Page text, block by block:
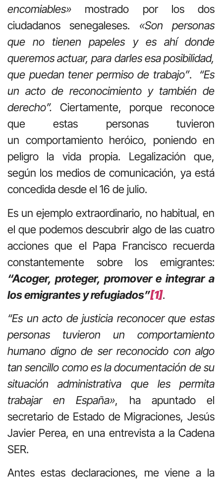
encomiables» mostrado por los dos
ciudadanos senegaleses. «Son personas
que no tienen papeles y es ahí donde
queremos actuar, para darles esa posibilidad,
que puedan tener permiso de trabajo”. “Es
un acto de reconocimiento y también de
derecho”. Ciertamente, porque reconoce
que estas personas tuvieron
un comportamiento heróico, poniendo en
peligro la vida propia. Legalización que,
según los medios de comunicación, ya está
concedida desde el 16 de julio.
Es un ejemplo extraordinario, no habitual, en
el que podemos descubrir algo de las cuatro
acciones que el Papa Francisco recuerda
constantemente sobre los emigrantes:
“Acoger, proteger, promover e integrar a
los emigrantes y refugiados”[1].
“Es un acto de justicia reconocer que estas
personas tuvieron un comportamiento
humano digno de ser reconocido con algo
tan sencillo como es la documentación de su
situación administrativa que les permita
trabajar en España», ha apuntado el
secretario de Estado de Migraciones, Jesús
Javier Perea, en una entrevista a la Cadena
SER.
Antes estas declaraciones, me viene a la